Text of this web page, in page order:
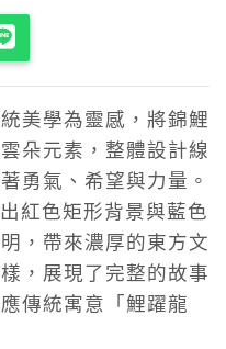
美學為靈感，將錦鯉
朵元素，整體設計線
勇氣、希望與力量。
紅色矩形背景與藍色
，帶來濃厚的東方文
，展現了完整的故事
傳統寓意「鯉躍龍